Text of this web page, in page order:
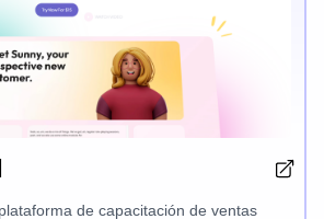
de capacitación de ventas